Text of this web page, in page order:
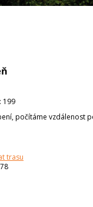
: 199
počítáme vzdálenost
trasu